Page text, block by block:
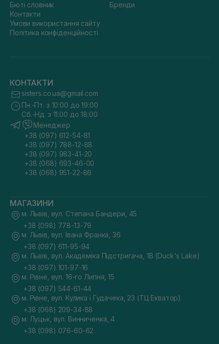
Бюті словник
Контакти
Умови використання сайту
Політика конфіденційності
Бренди
КОНТАКТИ
sisters.co.ua@gmail.com
Пн.-Пт. з 10:00 до 19:00
Сб.-Нд. з 11:00 до 18:00
Менеджер
+38 (097) 612-54-81
+38 (097) 788-12-88
+38 (097) 983-41-20
+38 (068) 693-46-00
+38 (068) 951-22-86
МАГАЗИНИ
м. Львів, вул. Степана Бандери, 45
+38 (098) 778-13-79
м. Львів, вул. Івана Франка, 36
+38 (097) 611-95-94
м. Львів, вул. Академіка Підстригача, 1В (Duck's Lake)
+38 (097) 101-97-16
м. Рівне, вул. 16-го Липня, 15
+38 (097) 544-61-44
м. Рівне, вул. Кулика і Гудачека, 23 (ТЦ Екватор)
+38 (068) 209-34-88
м. Луцьк, вул. Винниченка, 4
+38 (098) 076-60-62